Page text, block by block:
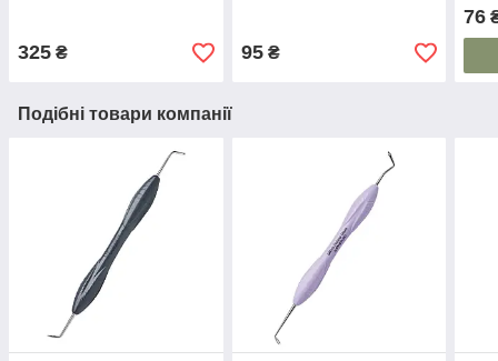
325 ₴ 95₴
76
Подібні товари компанії